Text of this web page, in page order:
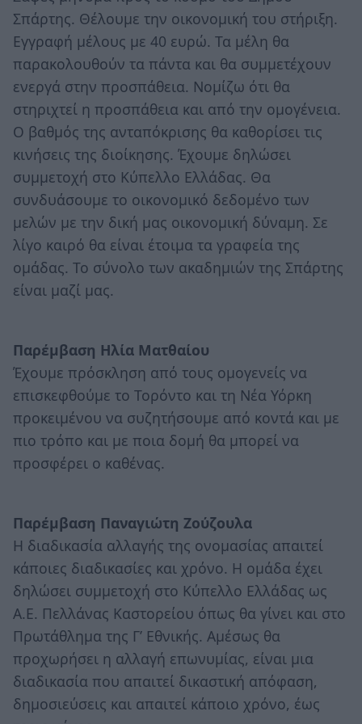
Σπάρτης. Θέλουμε την οικονομική του στήριξη.
Εγγραφή μέλους με 40 ευρώ. Τα μέλη θα
παρακολουθούν τα πάντα και θα συμμετέχουν
ενεργά στην προσπάθεια. Νομίζω ότι θα
στηριχτεί η προσπάθεια και από την ομογένεια.
Ο βαθμός της ανταπόκρισης θα καθορίσει τις
κινήσεις της διοίκησης. Έχουμε δηλώσει
συμμετοχή στο Κύπελλο Ελλάδας. Θα
συνδυάσουμε το οικονομικό δεδομένο των
μελών με την δική μας οικονομική δύναμη. Σε
λίγο καιρό θα είναι έτοιμα τα γραφεία της
ομάδας. Το σύνολο των ακαδημιών της Σπάρτης
είναι μαζί μας.
Παρέμβαση Ηλία Ματθαίου
Έχουμε πρόσκληση από τους ομογενείς να
επισκεφθούμε το Τορόντο και τη Νέα Υόρκη
προκειμένου να συζητήσουμε από κοντά και με
πιο τρόπο και με ποια δομή θα μπορεί να
προσφέρει ο καθένας.
Παρέμβαση Παναγιώτη Ζούζουλα
Η διαδικασία αλλαγής της ονομασίας απαιτεί
κάποιες διαδικασίες και χρόνο. Η ομάδα έχει
δηλώσει συμμετοχή στο Κύπελλο Ελλάδας ως
Α.Ε. Πελλάνας Καστορείου όπως θα γίνει και στο
Πρωτάθλημα της Γ’ Εθνικής. Αμέσως θα
προχωρήσει η αλλαγή επωνυμίας, είναι μια
διαδικασία που απαιτεί δικαστική απόφαση,
δημοσιεύσεις και απαιτεί κάποιο χρόνο, έως